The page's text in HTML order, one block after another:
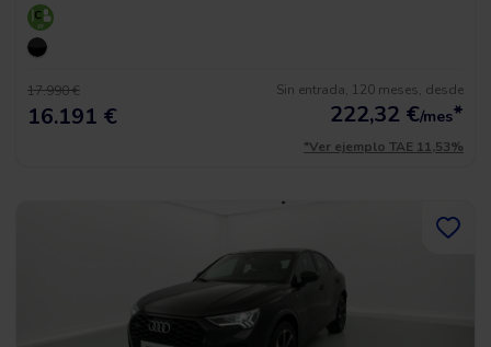
17.990 €
16.191 €
Sin entrada, 120 meses, desde
222,32 €/mes*
*Ver ejemplo TAE 11,53%